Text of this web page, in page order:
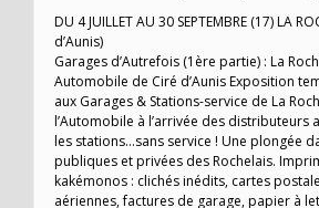
DU 4 JUILLET AU 30 SEPTEMBRE (17) LA
d’Aunis)
Garages d’Autrefois (1ère partie) : La
Automobile de Ciré d’Aunis Exposition
aux Garages & Stations-service de La
l’Automobile à l’arrivée des distributeurs
les stations…sans service ! Une plongée
publiques et privées des Rochelais.
kakémonos : clichés inédits, cartes
aériennes, factures de garage, papier à